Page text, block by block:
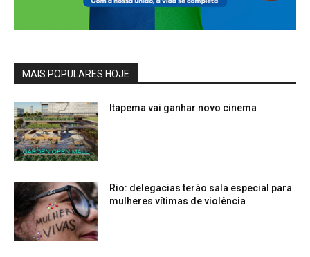
MAIS POPULARES HOJE
Itapema vai ganhar novo cinema
Rio: delegacias terão sala especial para
mulheres vítimas de violência